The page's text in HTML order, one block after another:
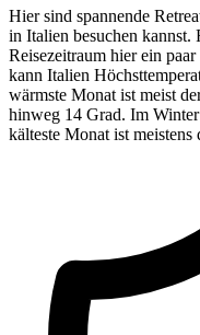
Hier sind spannende
in Italien besuchen kannst.
Reisezeitraum hier ein
kann Italien
wärmste Monat ist meist
hinweg 14 Grad. Im
kälteste Monat ist meistens